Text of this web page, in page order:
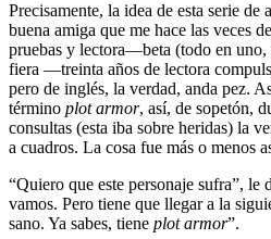
Precisamente, la idea de esta serie
buena amiga que me hace las veces
pruebas y lectora—beta (todo en uno,
fiera —treinta años de lectora
pero de inglés, la verdad, anda pez.
término plot armor, así, de sopetón,
consultas (esta iba sobre heridas) la
a cuadros. La cosa fue más o menos
“Quiero que este personaje sufra”, le
vamos. Pero tiene que llegar a la
sano. Ya sabes, tiene plot armor”.